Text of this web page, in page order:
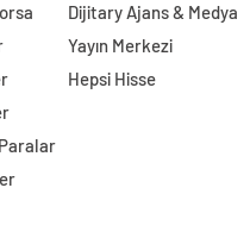
Dijitary Ajans & Medya
Yayın Merkezi
Hepsi Hisse